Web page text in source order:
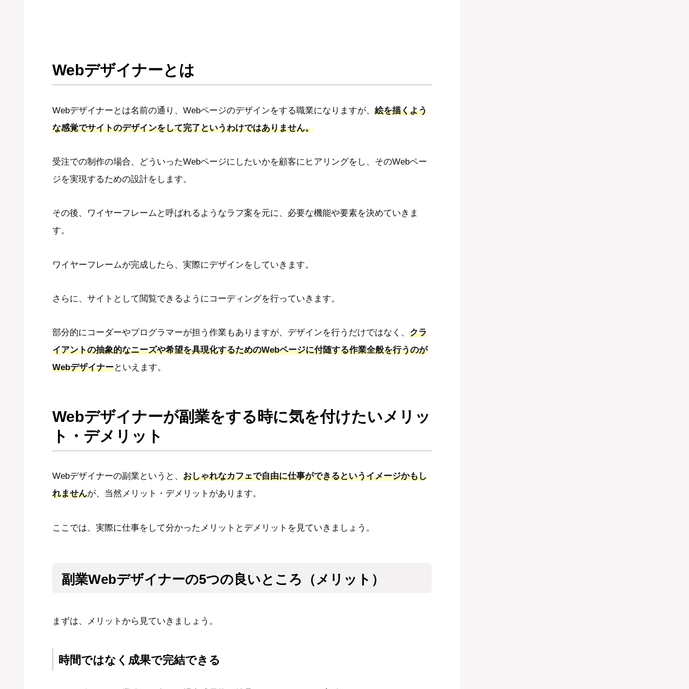
Webデザイナーとは
Webデザイナーとは名前の通り、Webページのデザインをする職業になりますが、 絵を描くよう
な感覚でサイトのデザインをして完了というわけではありません。
受注での制作の場合、どういったWebページにしたいかを顧客にヒアリングをし、そのWebペー
ジを実現するための設計をします。
その後、ワイヤーフレームと呼ばれるようなラフ案を元に、必要な機能や要素を決めていきま
す。
ワイヤーフレームが完成したら、実際にデザインをしていきます。
さらに、サイトとして閲覧できるようにコーディングを行っていきます。
部分的にコーダーやプログラマーが担う作業もありますが、デザインを行うだけではなく、 クラ
イアントの抽象的なニーズや希望を具現化するためのWebページに付随する作業全般を行うのが
Webデザイナーといえます。
Webデザイナーが副業をする時に気を付けたいメリッ
ト・デメリット
Webデザイナーの副業というと、 おしゃれなカフェで自由に仕事ができるというイメージかもし
れませんが、当然メリット・デメリットがあります。
ここでは、実際に仕事をして分かったメリットとデメリットを見ていきましょう。
副業Webデザイナーの5つの良いところ（メリット）
まずは、メリットから見ていきましょう。
時間ではなく成果で完結できる